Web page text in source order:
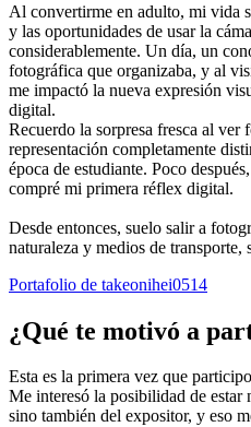
Al convertirme en adulto, mi vida
y las oportunidades de usar la
considerablemente. Un día, un
fotográfica que organizaba, y al
me impactó la nueva expresión
digital.
Recuerdo la sorpresa fresca al ver
representación completamente
época de estudiante. Poco
compré mi primera réflex digital.
Desde entonces, suelo salir a
naturaleza y medios de transporte,
Portafolio de takeonihei0514
¿Qué te motivó a
Esta es la primera vez que
Me interesó la posibilidad de estar
sino también del expositor, y eso